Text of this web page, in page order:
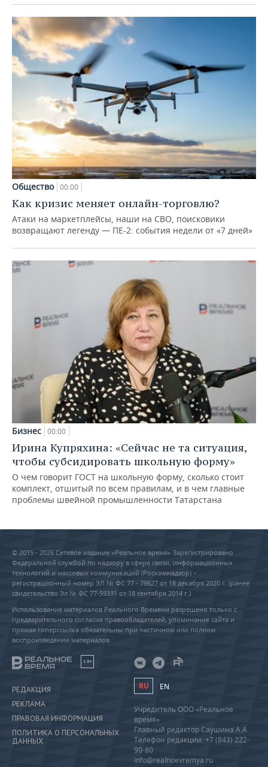
Общество 00:00
Как кризис меняет онлайн-торговлю?
Атаки на маркетплейсы, наши на СВО, поисковики
возвращают легенду — ПЕ-2: события недели от «7 дней»
Бизнес 00:00
Ирина Купряхина: «Сейчас не та ситуация,
чтобы субсидировать школьную форму»
О чем говорит ГОСТ на школьную форму, сколько стоит
комплект, отшитый по всем правилам, и в чем главные
проблемы швейной промышленности Татарстана
© 2015 - 2026 Сетевое издание «Реальное время» Зарегистрировано
Федеральной службой по надзору в сфере связи, информационных
технологий и массовых коммуникаций (Роскомнадзор) –
регистрационный номер ЭЛ № ФС 77 - 79627 от 18 декабря 2020 г. (ранее
свидетельство Эл № ФС 77-59331 от 18 сентября 2014 г.)
Использование материалов Реального Времени разрешено только с
предварительного согласия правообладателей, упоминание сайта и
прямая гиперссылка обязательны при частичном или полном
воспроизведении материалов.
18+
РЕДАКЦИЯ
РЕКЛАМА
ПРАВОВАЯ ИНФОРМАЦИЯ
ПОЛИТИКА О ПЕРСОНАЛЬНЫХ
ДАННЫХ
RU EN
Учредитель ООО «Реальное
время»
Главный редактор Саушина А.А.
Телефон редакции: +7 (843) 222-
90-80
info@realnoevremya.ru